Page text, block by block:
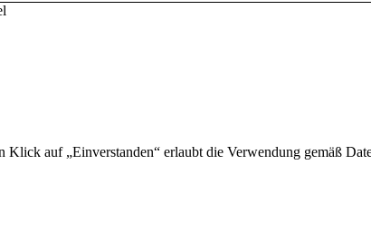
Klick auf „Einverstanden“ erlaubt die Verwendung gemäß